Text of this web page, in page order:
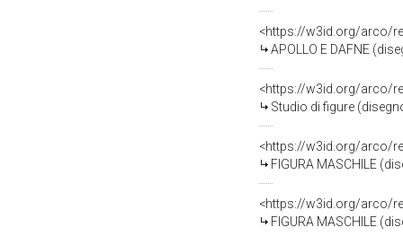
<https://w3id.org/arco/
APOLLO E DAFNE
<https://w3id.org/arco/
Studio di figure
<https://w3id.org/arco/
FIGURA MASCHILE
<https://w3id.org/arco/
FIGURA MASCHILE